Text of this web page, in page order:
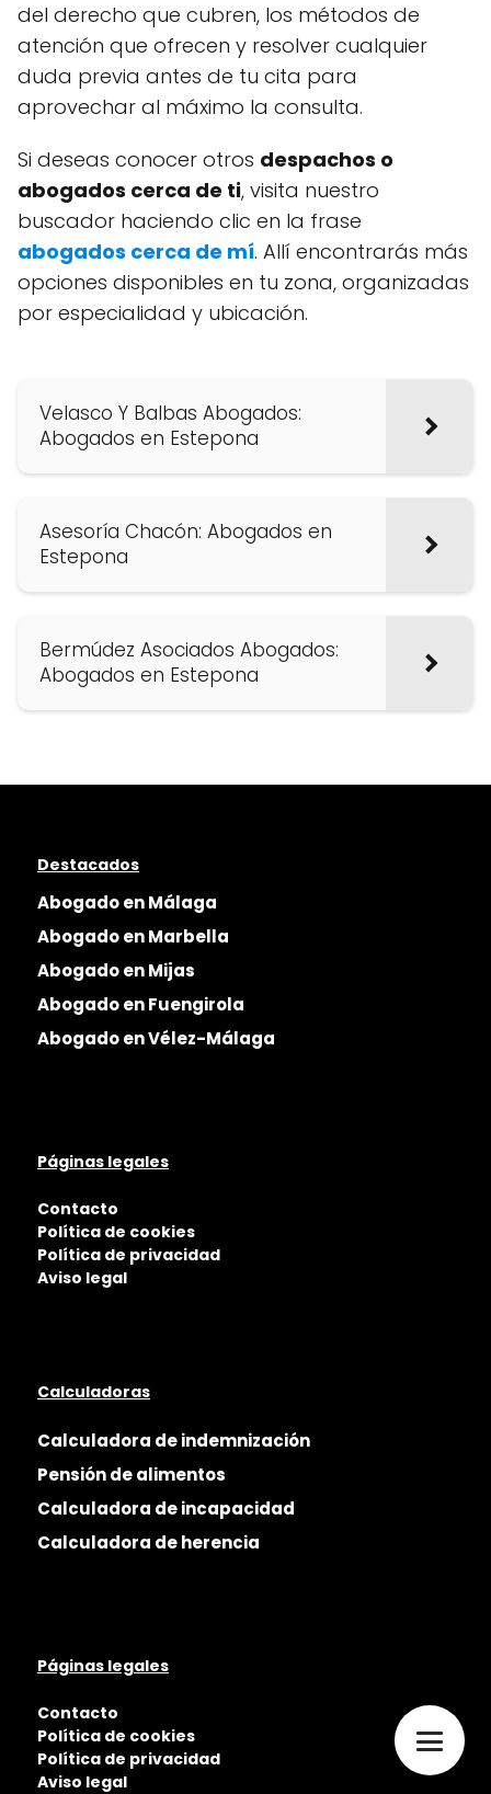
del derecho que cubren, los métodos de
atención que ofrecen y resolver cualquier
duda previa antes de tu cita para
aprovechar al máximo la consulta.
Si deseas conocer otros despachos o
abogados cerca de ti, visita nuestro
buscador haciendo clic en la frase
abogados cerca de mí. Allí encontrarás más
opciones disponibles en tu zona, organizadas
por especialidad y ubicación.
Velasco Y Balbas Abogados:
Abogados en Estepona
Asesoría Chacón: Abogados en
Estepona
Bermúdez Asociados Abogados:
Abogados en Estepona
Destacados
Abogado en Málaga
Abogado en Marbella
Abogado en Mijas
Abogado en Fuengirola
Abogado en Vélez-Málaga
Páginas legales
Contacto
Política de cookies
Política de privacidad
Aviso legal
Calculadoras
Calculadora de indemnización
Pensión de alimentos
Calculadora de incapacidad
Calculadora de herencia
Páginas legales
Contacto
Política de cookies
Política de privacidad
Aviso legal